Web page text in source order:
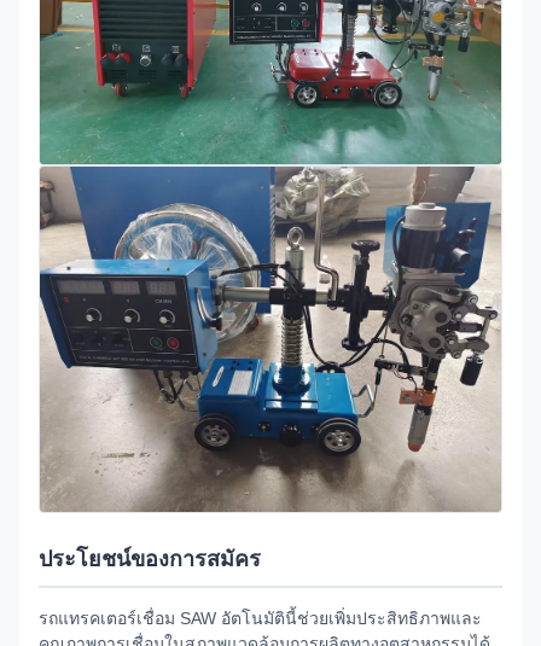
ประโยชน์ของการสมัคร
รถแทรคเตอร์เชื่อม SAW อัตโนมัตินี้ช่วยเพิ่มประสิทธิภาพและ